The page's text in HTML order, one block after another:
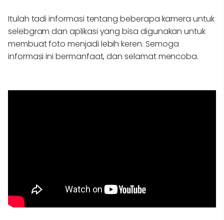
Itulah tadi informasi tentang beberapa kamera untuk
selebgram dan aplikasi yang bisa digunakan untuk
membuat foto menjadi lebih keren. Semoga
informasi ini bermanfaat, dan selamat mencoba.